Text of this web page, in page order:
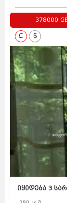
378000
₾ $
იყიდება 3